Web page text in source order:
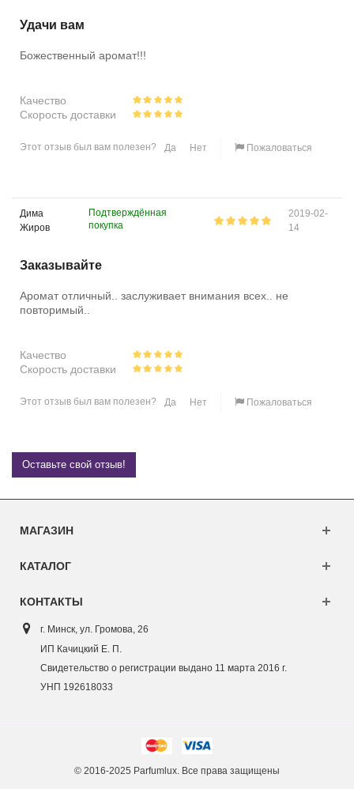
Удачи вам
Божественный аромат!!!
Качество
Скорость доставки
Этот отзыв был вам полезен? Да Нет Пожаловаться
Дима
Жиров
Подтверждённая
покупка
2019-02-
14
Заказывайте
Аромат отличный.. заслуживает внимания всех.. не
повторимый..
Качество
Скорость доставки
Этот отзыв был вам полезен? Да Нет Пожаловаться
Оставьте свой отзыв!
МАГАЗИН
КАТАЛОГ
КОНТАКТЫ
г. Минск, ул. Громова, 26
ИП Качицкий Е. П.
Свидетельство о регистрации выдано 11 марта 2016 г.
УНП 192618033
© 2016-2025 Parfumlux. Все права защищены